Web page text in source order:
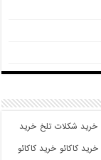
خرید شکلات تلخ خرید
خرید کاکائو خرید کاکائو